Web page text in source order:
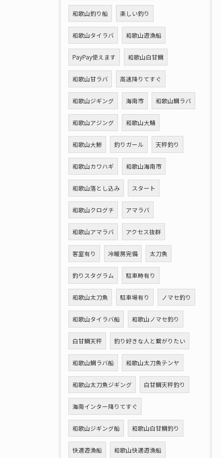
和歌山釣り船 楽しい釣り
和歌山タイラバ 和歌山遊漁船
PayPay使えます 和歌山白甘鯛
和歌山甘ラバ 高速降りてすぐ
和歌山ジギング 海南市 和歌山鯛ラバ
和歌山アジング 和歌山大鯖
和歌山大鯵 釣りガール 天秤釣り
和歌山カワハギ 和歌山海南市
和歌山落とし込み スタート
和歌山クログチ アマラバ
和歌山アマラバ アクセス抜群
客室有り 冷暖房完備 太刀魚
釣りスタグラム 駐車時有り
和歌山太刀魚 駐車場有り ノマセ釣り
和歌山タイラバ船 和歌山ノマセ釣り
白甘鯛天秤 釣り好きな人と繋がりたい
和歌山鯛ラバ船 和歌山太刀魚テンヤ
和歌山太刀魚ジギング 白甘鯛天秤釣り
海南インター降りてすぐ
和歌山ジギング船 和歌山白甘鯛釣り
快適遊漁船 和歌山快適遊漁船